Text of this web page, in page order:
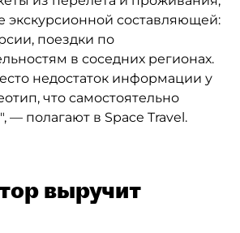
экскурсионной составляющей:
поездки по
в соседних регионах.
недостаток информации у
что самостоятельно
— полагают в Space Travel.
выручит